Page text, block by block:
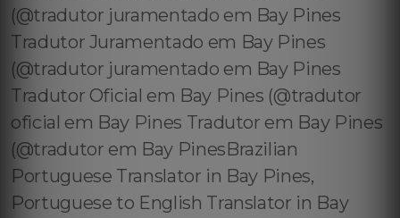
(@tradutor juramentado em Bay Pines
Tradutor Juramentado em Bay Pines
(@tradutor juramentado em Bay Pines
Tradutor Oficial em Bay Pines (@tradutor
oficial em Bay Pines Tradutor em Bay Pines
(@tradutor em Bay PinesBrazilian
Portuguese Translator in Bay Pines,
Portuguese to English Translator in Bay